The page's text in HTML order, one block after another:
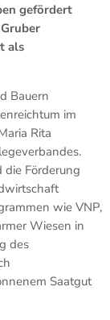
gefördert
als
Bauern
im
Rita
die Förderung
wie VNP,
Wiesen in
des
Saatgut